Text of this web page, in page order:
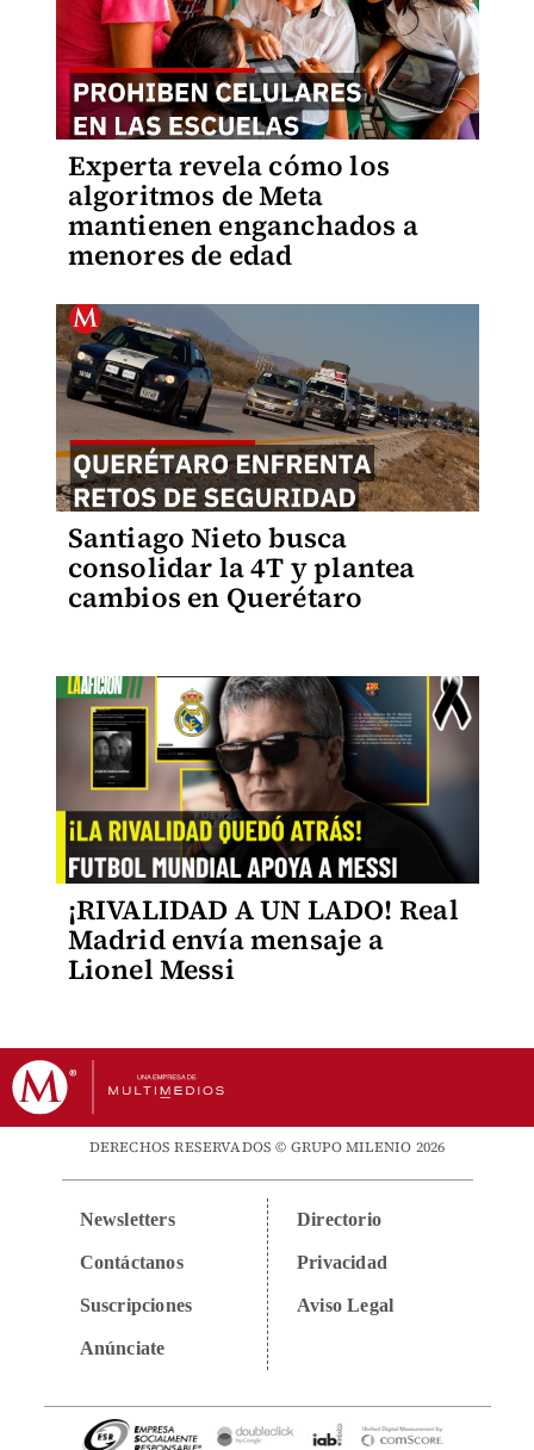
Experta revela cómo los
algoritmos de Meta
mantienen enganchados a
menores de edad
Santiago Nieto busca
consolidar la 4T y plantea
cambios en Querétaro
¡RIVALIDAD A UN LADO! Real
Madrid envía mensaje a
Lionel Messi
DERECHOS RESERVADOS © GRUPO MILENIO 2026
Newsletters
Contáctanos
Suscripciones
Anúnciate
Directorio
Privacidad
Aviso Legal